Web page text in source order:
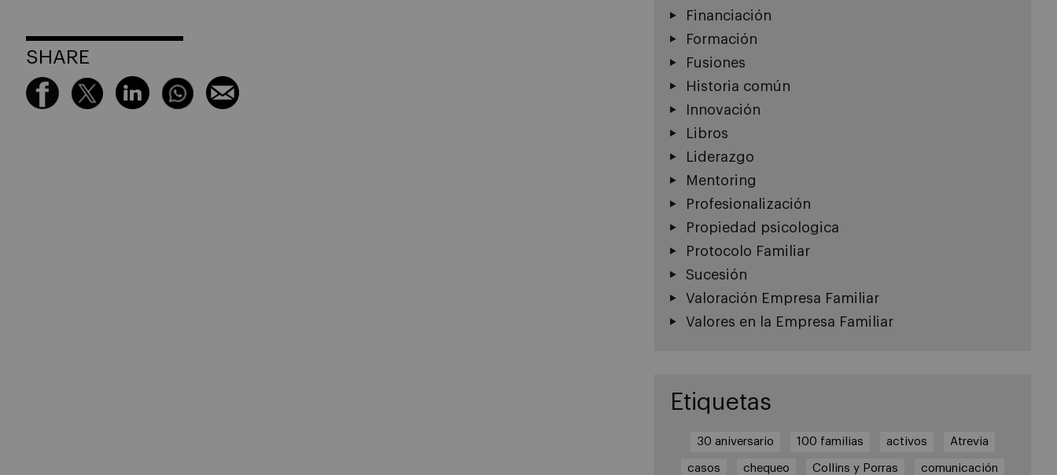
SHARE
Financiación
Formación
Fusiones
Historia común
Innovación
Libros
Liderazgo
Mentoring
Profesionalización
Propiedad psicologica
Protocolo Familiar
Sucesión
Valoración Empresa Familiar
Valores en la Empresa Familiar
Etiquetas
30 aniversario 100 familias activos Atrevia
casos chequeo Collins y Porras comunicación